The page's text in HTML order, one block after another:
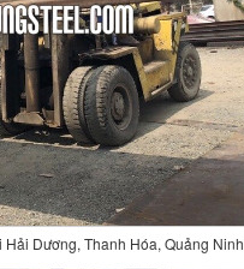
Dương, Thanh Hóa, Quảng Ninh